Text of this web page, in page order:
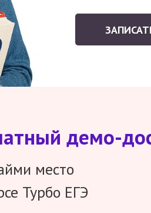
демо-
место
Турбо ЕГЭ